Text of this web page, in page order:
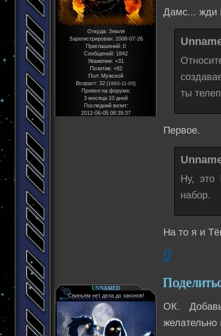
Откуда: Земля
Зарегистрирован: 2008-07-26
Приглашений: 0
Сообщений: 1842
Уважение: +31
Позитив: +82
Пол: Мужской
Возраст: 32 [1993-11-05]
Провел на форуме:
3 месяца 10 дней
Последний визит:
2012-06-05 08:39:37
Дамс... жди
ты
Первое.
Ну, это
набор.
На то я и
0
UNNAMED
Свиньям нет дела до законов!
ОК.
желательно